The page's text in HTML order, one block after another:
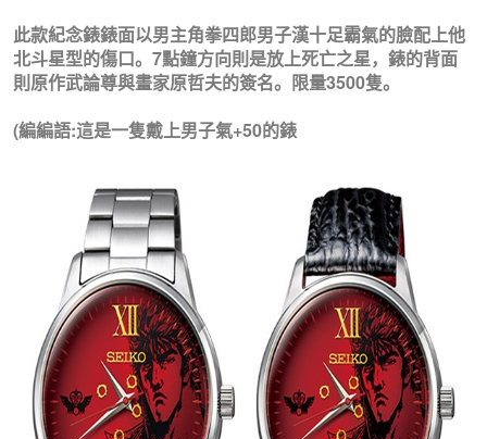
此款紀念錶錶面以男主角拳四郎男子漢十足霸氣的臉配上他
北斗星型的傷口。7點鐘方向則是放上死亡之星，錶的背面
則原作武論尊與畫家原哲夫的簽名。限量3500隻。
(編編語:這是一隻戴上男子氣+50的錶